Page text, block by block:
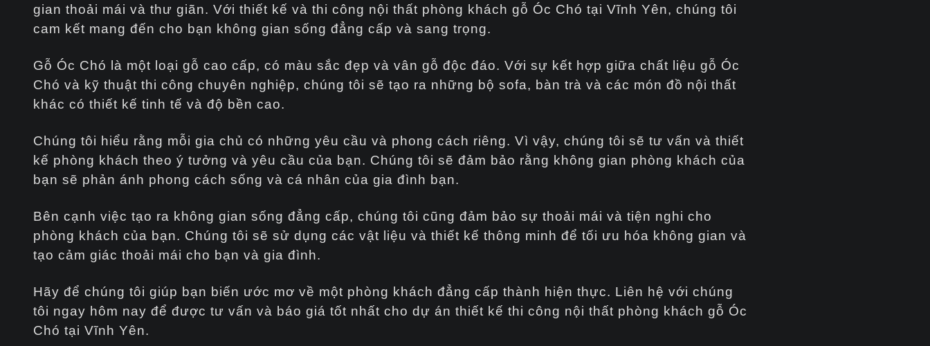
gian thoải mái và thư giãn. Với thiết kế và thi công nội thất phòng khách gỗ Óc Chó tại Vĩnh Yên, chúng tôi
cam kết mang đến cho bạn không gian sống đẳng cấp và sang trọng.
Gỗ Óc Chó là một loại gỗ cao cấp, có màu sắc đẹp và vân gỗ độc đáo. Với sự kết hợp giữa chất liệu gỗ Óc
Chó và kỹ thuật thi công chuyên nghiệp, chúng tôi sẽ tạo ra những bộ sofa, bàn trà và các món đồ nội thất
khác có thiết kế tinh tế và độ bền cao.
Chúng tôi hiểu rằng mỗi gia chủ có những yêu cầu và phong cách riêng. Vì vậy, chúng tôi sẽ tư vấn và thiết
kế phòng khách theo ý tưởng và yêu cầu của bạn. Chúng tôi sẽ đảm bảo rằng không gian phòng khách của
bạn sẽ phản ánh phong cách sống và cá nhân của gia đình bạn.
Bên cạnh việc tạo ra không gian sống đẳng cấp, chúng tôi cũng đảm bảo sự thoải mái và tiện nghi cho
phòng khách của bạn. Chúng tôi sẽ sử dụng các vật liệu và thiết kế thông minh để tối ưu hóa không gian và
tạo cảm giác thoải mái cho bạn và gia đình.
Hãy để chúng tôi giúp bạn biến ước mơ về một phòng khách đẳng cấp thành hiện thực. Liên hệ với chúng
tôi ngay hôm nay để được tư vấn và báo giá tốt nhất cho dự án thiết kế thi công nội thất phòng khách gỗ Óc
Chó tại Vĩnh Yên.